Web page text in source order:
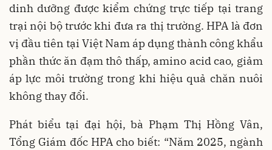
dinh dưỡng được kiểm chứng trực tiếp tại trang
trại nội bộ trước khi đưa ra thị trường. HPA là đơn
vị đầu tiên tại Việt Nam áp dụng thành công khẩu
phần thức ăn đạm thô thấp, amino acid cao, giảm
áp lực môi trường trong khi hiệu quả chăn nuôi
không thay đổi.
Phát biểu tại đại hội, bà Phạm Thị Hồng Vân,
Tổng Giám đốc HPA cho biết: “Năm 2025, ngành